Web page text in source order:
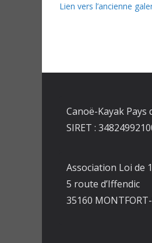
Lien vers l’ancienne
Canoë-Kayak Pays
SIRET :
Association Loi de
5 route d’Iffendic
35160